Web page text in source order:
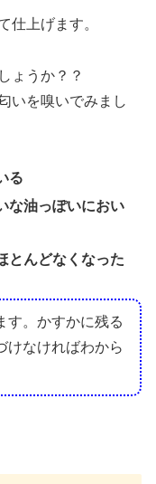
仕上げます。
ょうか？？
いを嗅いでみまし
る
な油っぽいにおい
とんどなくなった
す。かすかに残る
けなければわから